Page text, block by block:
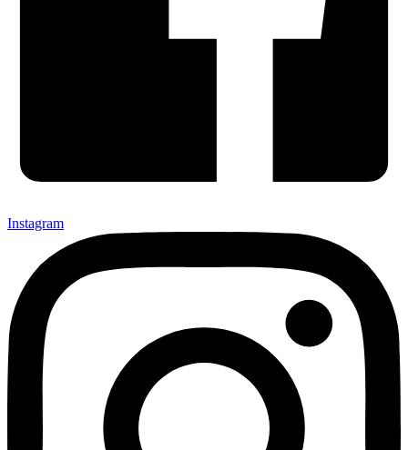
Instagram